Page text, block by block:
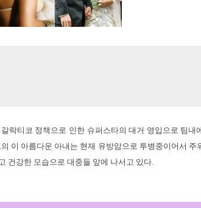
락티코 정책으로 인한 슈퍼스타의 대거 영입으로 팀내
이 아름다운 아내는 현재 유방암으로 투병중이어서 주
건강한 모습으로 대중들 앞에 나서고 있다.